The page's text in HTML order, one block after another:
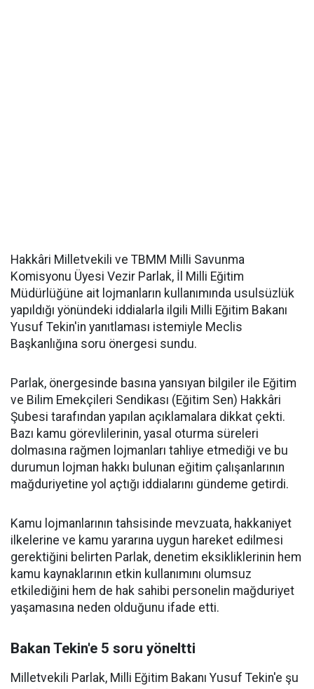
Hakkâri Milletvekili ve TBMM Milli Savunma
Komisyonu Üyesi Vezir Parlak, İl Milli Eğitim
Müdürlüğüne ait lojmanların kullanımında usulsüzlük
yapıldığı yönündeki iddialarla ilgili Milli Eğitim Bakanı
Yusuf Tekin'in yanıtlaması istemiyle Meclis
Başkanlığına soru önergesi sundu.
Parlak, önergesinde basına yansıyan bilgiler ile Eğitim
ve Bilim Emekçileri Sendikası (Eğitim Sen) Hakkâri
Şubesi tarafından yapılan açıklamalara dikkat çekti.
Bazı kamu görevlilerinin, yasal oturma süreleri
dolmasına rağmen lojmanları tahliye etmediği ve bu
durumun lojman hakkı bulunan eğitim çalışanlarının
mağduriyetine yol açtığı iddialarını gündeme getirdi.
Kamu lojmanlarının tahsisinde mevzuata, hakkaniyet
ilkelerine ve kamu yararına uygun hareket edilmesi
gerektiğini belirten Parlak, denetim eksikliklerinin hem
kamu kaynaklarının etkin kullanımını olumsuz
etkilediğini hem de hak sahibi personelin mağduriyet
yaşamasına neden olduğunu ifade etti.
Bakan Tekin'e 5 soru yöneltti
Milletvekili Parlak, Milli Eğitim Bakanı Yusuf Tekin'e şu